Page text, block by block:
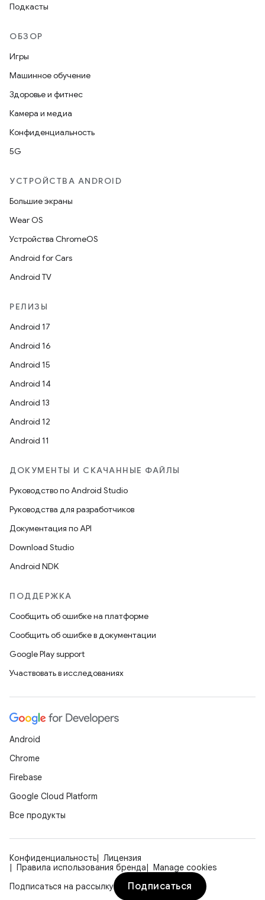
Подкасты
ОБЗОР
Игры
Машинное обучение
Здоровье и фитнес
Камера и медиа
Конфиденциальность
5G
УСТРОЙСТВА ANDROID
Большие экраны
Wear OS
Устройства ChromeOS
Android for Cars
Android TV
РЕЛИЗЫ
Android 17
Android 16
Android 15
Android 14
Android 13
Android 12
Android 11
ДОКУМЕНТЫ И СКАЧАННЫЕ ФАЙЛЫ
Руководство по Android Studio
Руководства для разработчиков
Документация по API
Download Studio
Android NDK
ПОДДЕРЖКА
Сообщить об ошибке на платформе
Сообщить об ошибке в документации
Google Play support
Участвовать в исследованиях
Android
Chrome
Firebase
Google Cloud Platform
Все продукты
Конфиденциальность
Лицензия
Правила использования бренда
Manage cookies
Подписаться на рассылку
Подписаться